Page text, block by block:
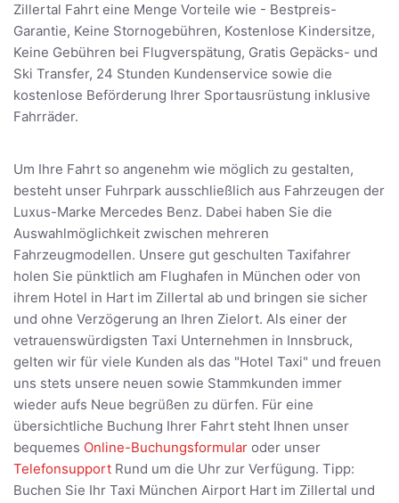
Zillertal Fahrt eine Menge Vorteile wie - Bestpreis-
Garantie, Keine Stornogebühren, Kostenlose Kindersitze,
Keine Gebühren bei Flugverspätung, Gratis Gepäcks- und
Ski Transfer, 24 Stunden Kundenservice sowie die
kostenlose Beförderung Ihrer Sportausrüstung inklusive
Fahrräder.
Um Ihre Fahrt so angenehm wie möglich zu gestalten,
besteht unser Fuhrpark ausschließlich aus Fahrzeugen der
Luxus-Marke Mercedes Benz. Dabei haben Sie die
Auswahlmöglichkeit zwischen mehreren
Fahrzeugmodellen. Unsere gut geschulten Taxifahrer
holen Sie pünktlich am Flughafen in München oder von
ihrem Hotel in Hart im Zillertal ab und bringen sie sicher
und ohne Verzögerung an Ihren Zielort. Als einer der
vetrauenswürdigsten Taxi Unternehmen in Innsbruck,
gelten wir für viele Kunden als das "Hotel Taxi" und freuen
uns stets unsere neuen sowie Stammkunden immer
wieder aufs Neue begrüßen zu dürfen. Für eine
übersichtliche Buchung Ihrer Fahrt steht Ihnen unser
bequemes Online-Buchungsformular oder unser
Telefonsupport Rund um die Uhr zur Verfügung. Tipp:
Buchen Sie Ihr Taxi München Airport Hart im Zillertal und